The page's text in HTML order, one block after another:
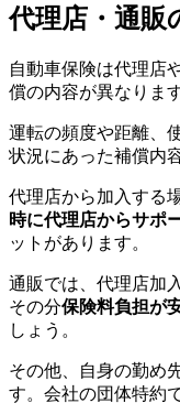
代理店・通販
自動車保険は代理店
償の内容が異なります
運転の頻度や距離、
状況にあった補償内
代理店から加入する
時に代理店からサポ
ットがあります。
通販では、代理店加
その分保険料負担が
しょう。
その他、自身の勤め
す。会社の団体特約